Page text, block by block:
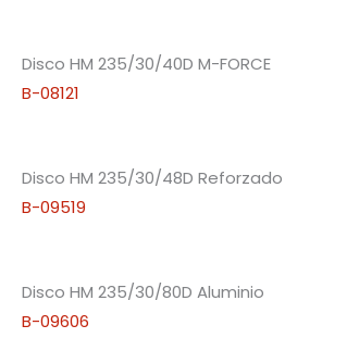
Disco HM 235/30/40D M-FORCE
B-08121
Disco HM 235/30/48D Reforzado
B-09519
Disco HM 235/30/80D Aluminio
B-09606